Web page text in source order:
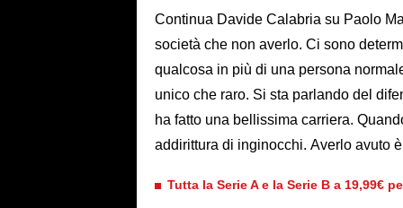
Continua Davide Calabria su Paolo
società che non averlo. Ci sono
qualcosa in più di una persona
unico che raro. Si sta parlando del
ha fatto una bellissima carriera.
addirittura di inginocchi. Averlo avuto
Tutta la Serie A e la Serie B a 19,99€